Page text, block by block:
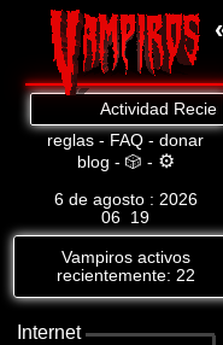
Actividad
reglas - FAQ - donar
blog - 🎲 - ⚙
6 de agosto : 2026
06 19
Vampiros activos
recientemente: 22
Internet